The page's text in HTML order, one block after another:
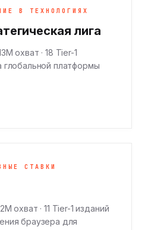
В ТЕХНОЛОГИЯХ
лига
охват · 18 Tier-1
глобальной платформы
СТАВКИ
охват · 11 Tier-1 изданий
браузера для